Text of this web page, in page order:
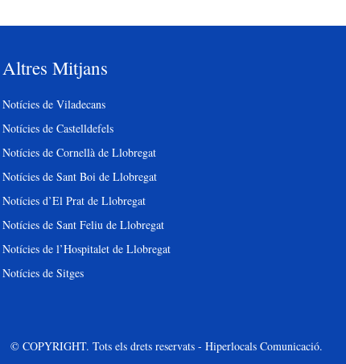
Altres Mitjans
Notícies de Viladecans
Notícies de Castelldefels
Notícies de Cornellà de Llobregat
Notícies de Sant Boi de Llobregat
Notícies d’El Prat de Llobregat
Notícies de Sant Feliu de Llobregat
Notícies de l’Hospitalet de Llobregat
Notícies de Sitges
© COPYRIGHT. Tots els drets reservats - Hiperlocals Comunicació.